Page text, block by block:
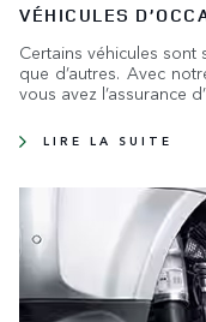
VÉHICULES
Certains véhicules
que d’autres. Avec
vous avez l’assurance
LIRE LA SUITE